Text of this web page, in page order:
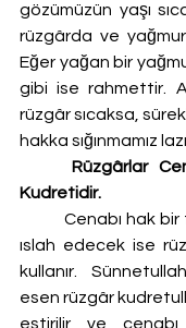
gözümüzün yaşı
rüzgârda ve
Eğer yağan bir
gibi ise rahmettir.
rüzgâr sıcaksa,
hakka sığınmamız
Kudretidir.
Cenabı hak
ıslah edecek ise
kullanır.
esen rüzgâr
estirilir ve cenabı